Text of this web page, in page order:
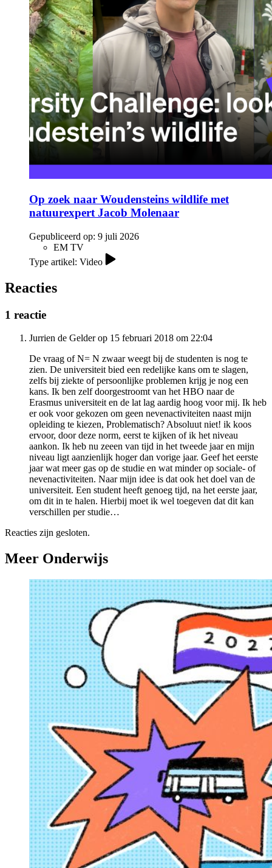
Op zoek naar Woudensteins wildlife met
natuurexpert Jacob Molenaar
Gepubliceerd op: 9 juli 2026
EM TV
Type artikel: Video
Reacties
1 reactie
Jurrien de Gelder op 15 februari 2018 om 22:04
De vraag of N= N zwaar weegt bij de studenten is nog te
zien. De universiteit bied een redelijke kans om te slagen,
zelfs bij ziekte of persoonlijke problemen krijg je nog een
kans. Ik ben zelf doorgestroomt van het HBO naar de
Erasmus universiteit en de lat lag aardig hoog voor mij. Ik heb
er ook voor gekozen om geen nevenactiviteiten naast mijn
opleiding te kiezen, Problematisch? Absoluut niet! ik koos
ervoor, door deze norm, eerst te kijken of ik het niveau
aankon. Ik heb nu zeeen van tijd in het tweede jaar en mijn
niveau ligt aanzienlijk hoger dan vorige jaar. Geef het eerste
jaar wat meer gas op de studie en wat minder op sociale- of
nevenactiviteiten. Naar mijn idee is dat ook het doel van de
universiteit. Een student heeft genoeg tijd, na het eerste jaar,
om dit in te halen. Hierbij moet ik wel toegeven dat dit kan
verschillen per studie…
Reacties zijn gesloten.
Meer Onderwijs